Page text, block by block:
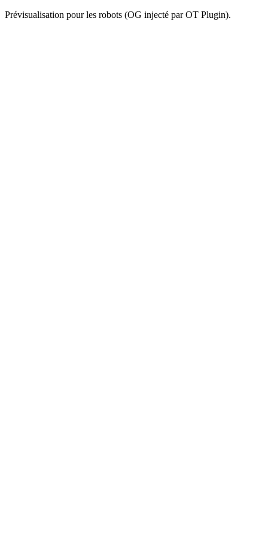
Prévisualisation pour les robots (OG injecté par OT Plugin).